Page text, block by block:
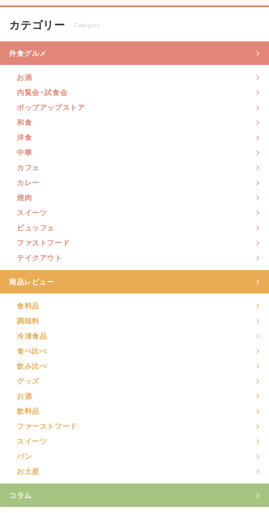
カテゴリー Category
外食グルメ
お酒
内覧会・試食会
ポップアップストア
和食
洋食
中華
カフェ
カレー
焼肉
スイーツ
ビュッフェ
ファストフード
テイクアウト
商品レビュー
食料品
調味料
冷凍食品
食べ比べ
飲み比べ
グッズ
お酒
飲料品
ファーストフード
スイーツ
パン
お土産
コラム